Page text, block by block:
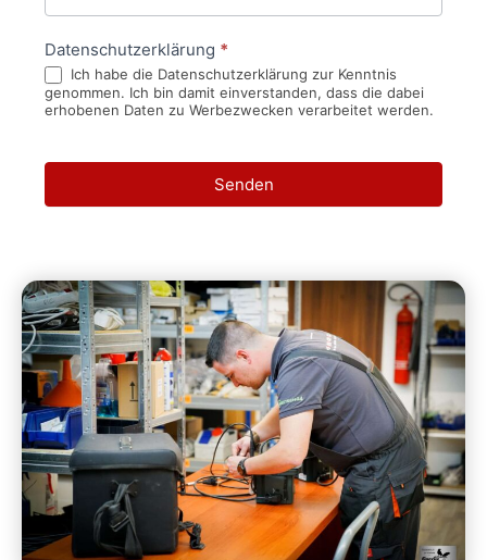
Datenschutzerklärung *
Ich habe die Datenschutzerklärung zur Kenntnis
genommen. Ich bin damit einverstanden, dass die dabei
erhobenen Daten zu Werbezwecken verarbeitet werden.
Senden